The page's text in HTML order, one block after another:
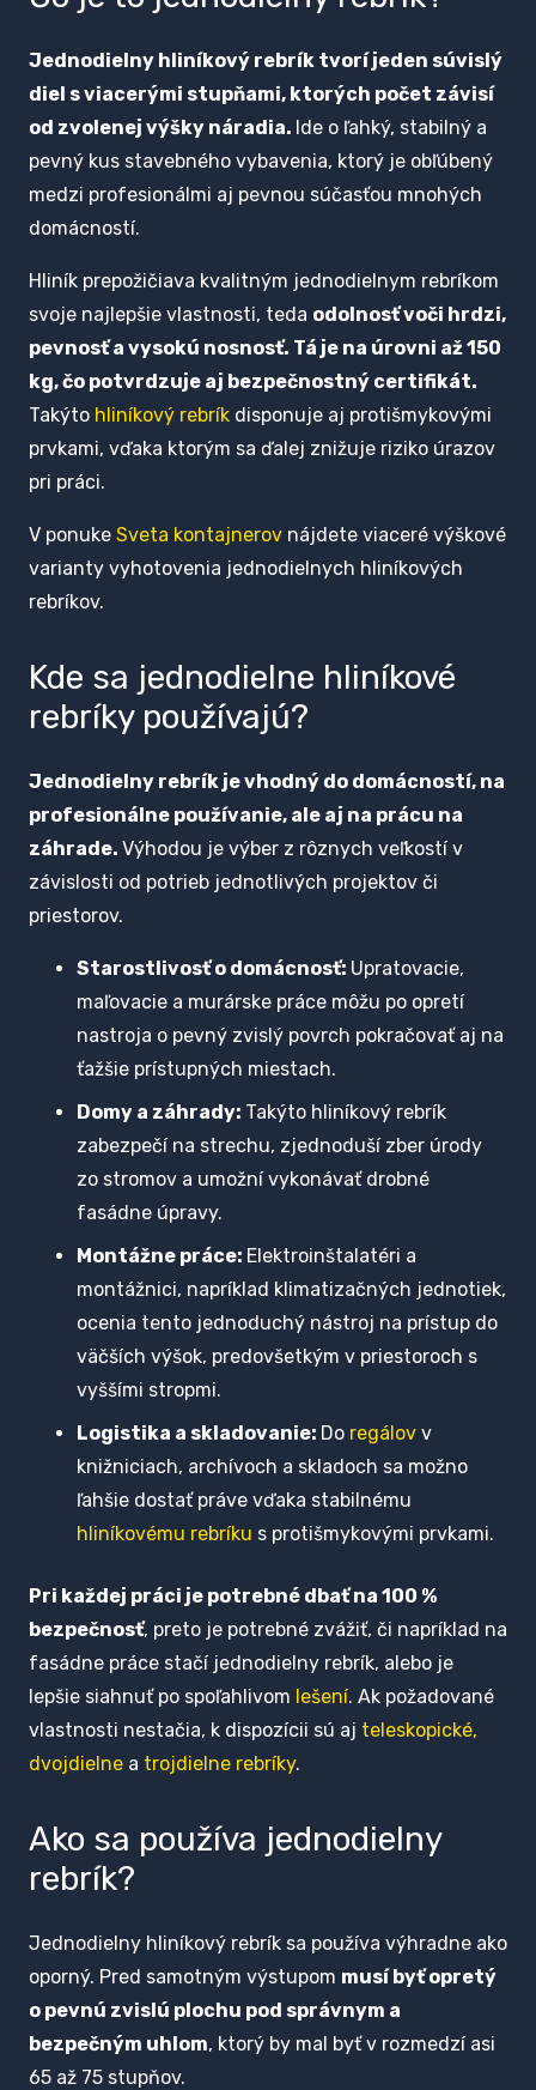
Jednodielny hliníkový rebrík tvorí jeden súvislý
diel s viacerými stupňami, ktorých počet závisí
od zvolenej výšky náradia. Ide o ľahký, stabilný a
pevný kus stavebného vybavenia, ktorý je obľúbený
medzi profesionálmi aj pevnou súčasťou mnohých
domácností.
Hliník prepožičiava kvalitným jednodielnym rebríkom
svoje najlepšie vlastnosti, teda odolnosť voči hrdzi,
pevnosť a vysokú nosnosť. Tá je na úrovni až 150
kg, čo potvrdzuje aj bezpečnostný certifikát.
Takýto hliníkový rebrík disponuje aj protišmykovými
prvkami, vďaka ktorým sa ďalej znižuje riziko úrazov
pri práci.
V ponuke Sveta kontajnerov nájdete viaceré výškové
varianty vyhotovenia jednodielnych hliníkových
rebríkov.
Kde sa jednodielne hliníkové
rebríky používajú?
Jednodielny rebrík je vhodný do domácností, na
profesionálne používanie, ale aj na prácu na
záhrade. Výhodou je výber z rôznych veľkostí v
závislosti od potrieb jednotlivých projektov či
priestorov.
Starostlivosť o domácnosť: Upratovacie,
maľovacie a murárske práce môžu po opretí
nastroja o pevný zvislý povrch pokračovať aj na
ťažšie prístupných miestach.
Domy a záhrady: Takýto hliníkový rebrík
zabezpečí na strechu, zjednoduší zber úrody
zo stromov a umožní vykonávať drobné
fasádne úpravy.
Montážne práce: Elektroinštalatéri a
montážnici, napríklad klimatizačných jednotiek,
ocenia tento jednoduchý nástroj na prístup do
väčších výšok, predovšetkým v priestoroch s
vyššími stropmi.
Logistika a skladovanie: Do regálov v
knižniciach, archívoch a skladoch sa možno
ľahšie dostať práve vďaka stabilnému
hliníkovému rebríku s protišmykovými prvkami.
Pri každej práci je potrebné dbať na 100 %
bezpečnosť, preto je potrebné zvážiť, či napríklad na
fasádne práce stačí jednodielny rebrík, alebo je
lepšie siahnuť po spoľahlivom lešení. Ak požadované
vlastnosti nestačia, k dispozícii sú aj teleskopické,
dvojdielne a trojdielne rebríky.
Ako sa používa jednodielny
rebrík?
Jednodielny hliníkový rebrík sa používa výhradne ako
oporný. Pred samotným výstupom musí byť opretý
o pevnú zvislú plochu pod správnym a
bezpečným uhlom, ktorý by mal byť v rozmedzí asi
65 až 75 stupňov.